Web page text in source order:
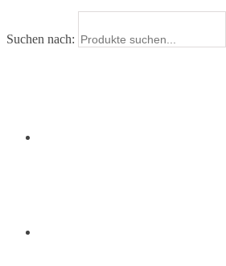
Suchen nach: